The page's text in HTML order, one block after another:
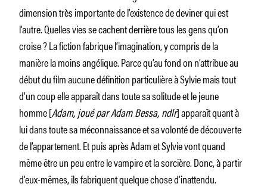
dimension très importante de l’existence de deviner qui est
l’autre. Quelles vies se cachent derrière tous les gens qu’on
croise ? La fiction fabrique l’imagination, y compris de la
manière la moins angélique. Parce qu’au fond on n’attribue au
début du film aucune définition particulière à Sylvie mais tout
d’un coup elle apparaît dans toute sa solitude et le jeune
homme [Adam, joué par Adam Bessa, ndlr] apparaît quant à
lui dans toute sa méconnaissance et sa volonté de découverte
de l’appartement. Et puis après Adam et Sylvie vont quand
même être un peu entre le vampire et la sorcière. Donc, à partir
d’eux-mêmes, ils fabriquent quelque chose d’inattendu.